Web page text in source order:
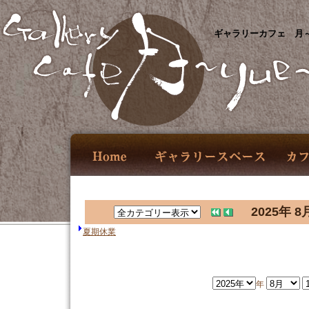
ギャラリーカフェ 月
2025年 8
夏期休業
年